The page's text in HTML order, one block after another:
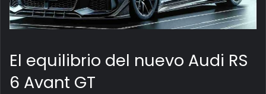
El equilibrio del nuevo Audi RS
6 Avant GT